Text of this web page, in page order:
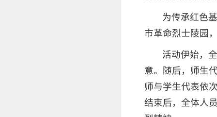
为传承红色
市革命烈士陵园
活动伊始，
意。随后，师生
师与学生代表依
结束后，全体人